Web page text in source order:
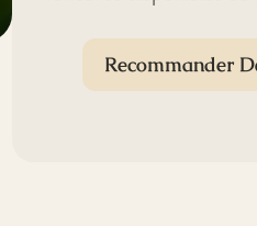
Recommander